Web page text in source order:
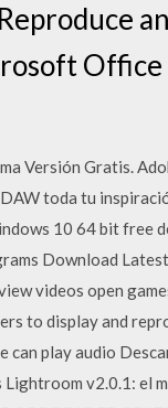
Office
Versión Gratis.
toda tu
10 64 bit free
Download
videos open
to display and
play audio
v2.0.1: el